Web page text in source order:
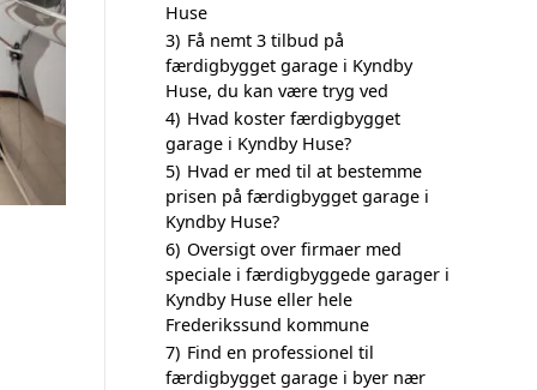
Huse
3) Få nemt 3 tilbud på
færdigbygget garage i Kyndby
Huse, du kan være tryg ved
4) Hvad koster færdigbygget
garage i Kyndby Huse?
5) Hvad er med til at bestemme
prisen på færdigbygget garage i
Kyndby Huse?
6) Oversigt over firmaer med
speciale i færdigbyggede garager i
Kyndby Huse eller hele
Frederikssund kommune
7) Find en professionel til
færdigbygget garage i byer nær